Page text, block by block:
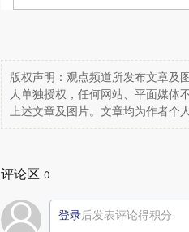
版权声明：观点频道所发布文章及
人单独授权，任何网站、平面媒体
上述文章及图片。文章均为作者个
评论区 0
登录后发表评论得积分